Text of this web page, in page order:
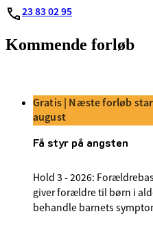
23 83 02 95
Kommende forløb
Gratis | Næste forløb
august
Få styr på angsten
Hold 3 - 2026:
giver forældre til børn i
behandle barnets